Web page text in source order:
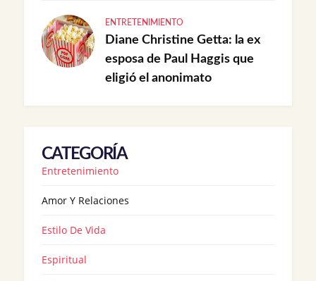
ENTRETENIMIENTO
Diane Christine Getta: la ex
esposa de Paul Haggis que
eligió el anonimato
CATEGORÍA
Entretenimiento
Amor Y Relaciones
Estilo De Vida
Espiritual